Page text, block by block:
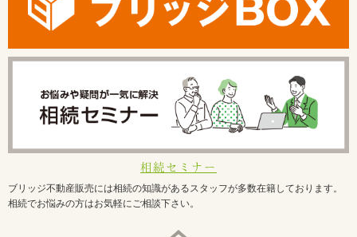
相続セミナー
ブリッジ不動産販売には相続の知識があるスタッフが多数在籍しております。
相続でお悩みの方はお気軽にご相談下さい。